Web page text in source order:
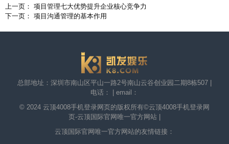
上一页： 项目管理七大优势提升企业核心竞争力
下一页： 项目沟通管理的基本作用
总部地址：深圳市南山区平山一路2号南山云谷创业园二期8栋507 |
电话： | email：
© 2024 云顶4008手机登录网页的版权所有©云顶4008手机登录网
页-云顶国际官网唯一官方网站
云顶国际官网唯一官方网站的友情链接：